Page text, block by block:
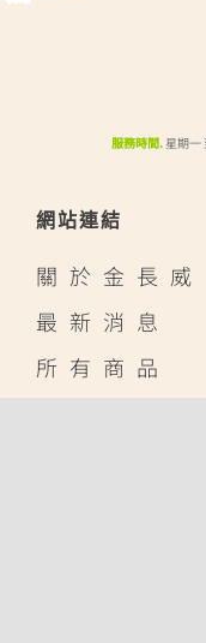
服務時間. 星期一
網站連結
關於金長威
最新消息
所有商品